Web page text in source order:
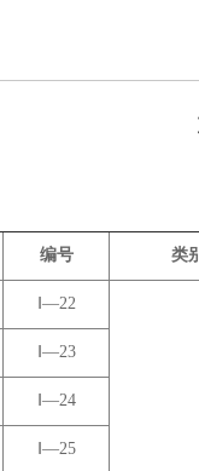
编号 类
Ⅰ—22
Ⅰ—23
Ⅰ—24
Ⅰ—25